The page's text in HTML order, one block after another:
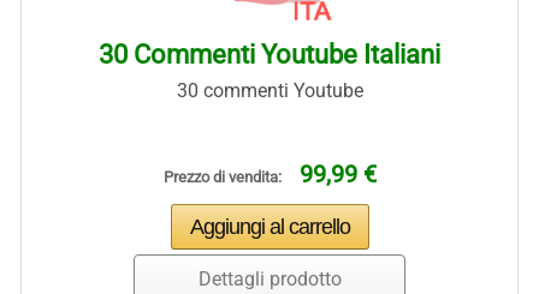
30 Commenti Youtube Italiani
30 commenti Youtube
Prezzo di vendita: 99,99 €
Dettagli prodotto